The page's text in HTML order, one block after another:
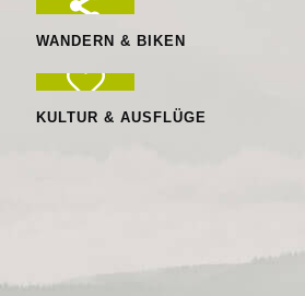
WANDERN & BIKEN
KULTUR & AUSFLÜGE